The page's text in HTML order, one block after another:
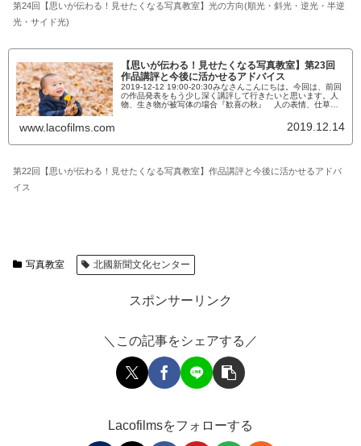
第24回【思いが伝わる！見せたくなる写真教室】光の方向(順光・斜光・逆光・半逆
光・サイド光)
【思いが伝わる！見せたくなる写真教室】第23回
作品講評と今後に活かせるアドバイス
2019-12-12 19:00-20:30みなさんこんにちは。今回は、前回
の作品発表をもう少し深く講評して行きたいと思います。人
物、生き物が被写体の場合『歓喜の秋』 人の表情、仕草、
くつもあります。また、どう撮るかということにもよります
が、その中心となる被写体を生かすためには、場所選びも大
www.lacofilms.com 2019.12.14
第22回【思いが伝わる！見せたくなる写真教室】作品講評と今後に活かせるアドバ
イス
写真教室 北國新聞文化センター
スポンサーリンク
＼この記事をシェアする／
Lacofilmsをフォローする